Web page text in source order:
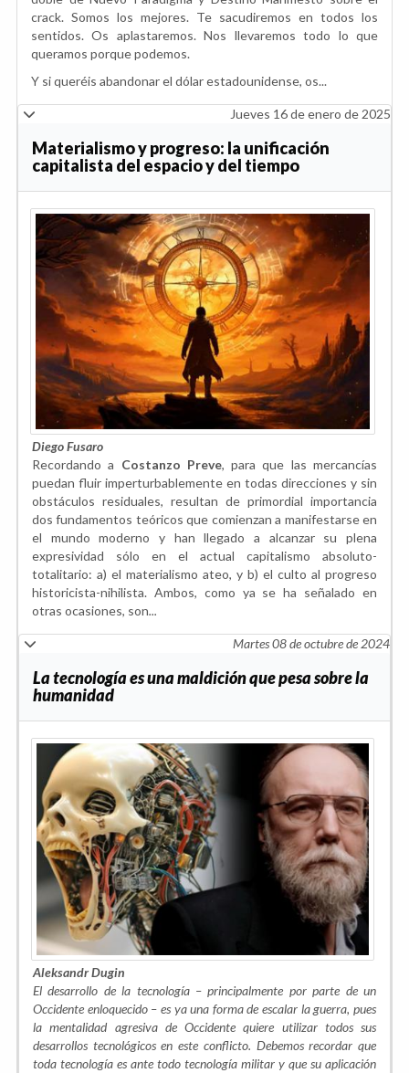
crack. Somos los mejores. Te sacudiremos en todos los
sentidos. Os aplastaremos. Nos llevaremos todo lo que
queramos porque podemos.
Y si queréis abandonar el dólar estadounidense, os...
Jueves 16 de enero de 2025
Materialismo y progreso: la unificación
capitalista del espacio y del tiempo
Diego Fusaro
Recordando a Costanzo Preve, para que las mercancías
puedan fluir imperturbablemente en todas direcciones y sin
obstáculos residuales, resultan de primordial importancia
dos fundamentos teóricos que comienzan a manifestarse en
el mundo moderno y han llegado a alcanzar su plena
expresividad sólo en el actual capitalismo absoluto-
totalitario: a) el materialismo ateo, y b) el culto al progreso
historicista-nihilista. Ambos, como ya se ha señalado en
otras ocasiones, son...
Martes 08 de octubre de 2024
La tecnología es una maldición que pesa sobre la
humanidad
Aleksandr Dugin
El desarrollo de la tecnología – principalmente por parte de un
Occidente enloquecido – es ya una forma de escalar la guerra, pues
la mentalidad agresiva de Occidente quiere utilizar todos sus
desarrollos tecnológicos en este conflicto. Debemos recordar que
toda tecnología es ante todo tecnología militar y que su aplicación